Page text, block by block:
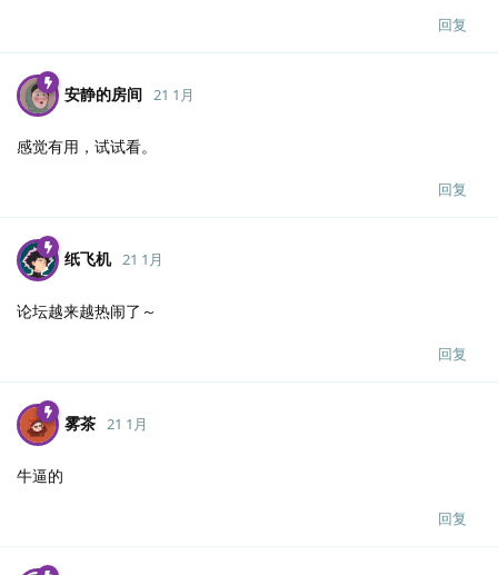
回复
安静的房间 21 1月
感觉有用，试试看。
回复
纸飞机 21 1月
论坛越来越热闹了～
回复
雾茶 21 1月
牛逼的
回复